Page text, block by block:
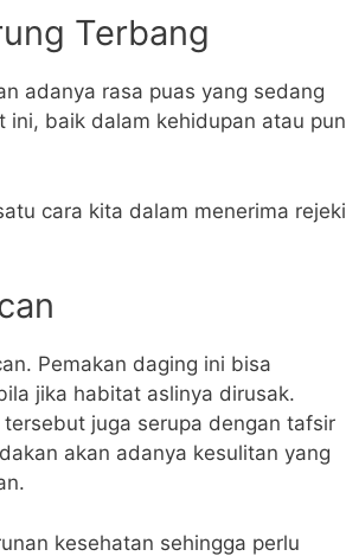
Terbang
adanya rasa puas yang sedang
baik dalam kehidupan atau pun
cara kita dalam menerima rejeki
Pemakan daging ini bisa
jika habitat aslinya dirusak.
juga serupa dengan tafsir
akan adanya kesulitan yang
kesehatan sehingga perlu